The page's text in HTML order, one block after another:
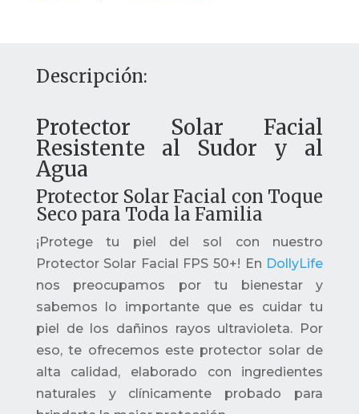
Descripción:
Protector Solar Facial
Resistente al Sudor y al
Agua
Protector Solar Facial con Toque
Seco para Toda la Familia
¡Protege tu piel del sol con nuestro
Protector Solar Facial FPS 50+! En DollyLife
nos preocupamos por tu bienestar y
sabemos lo importante que es cuidar tu
piel de los dañinos rayos ultravioleta. Por
eso, te ofrecemos este protector solar de
alta calidad, elaborado con ingredientes
naturales y clínicamente probado para